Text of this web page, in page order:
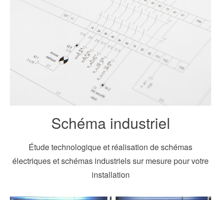
Schéma industriel
Étude technologique et réalisation de schémas
électriques et schémas industriels sur mesure pour votre
installation